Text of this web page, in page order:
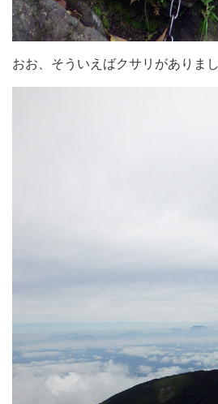
おお、そういえばクサリがありまし